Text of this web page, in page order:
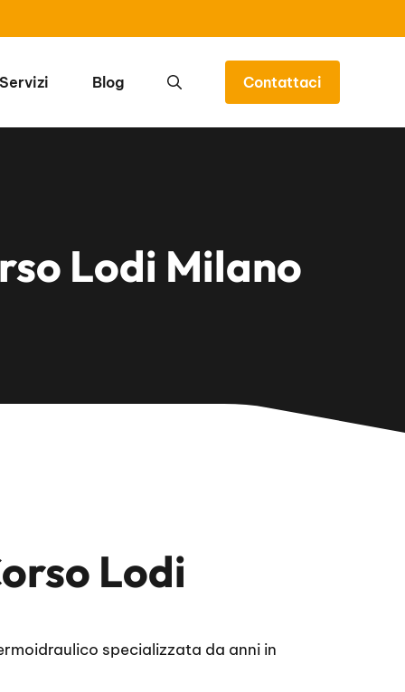
Servizi Blog Contattaci
Lodi Milano
Lodi
specializzata da anni in